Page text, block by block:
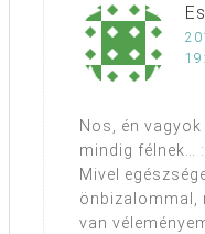
Nos, én vagyok
mindig félnek…
Mivel
önbizalommal,
van